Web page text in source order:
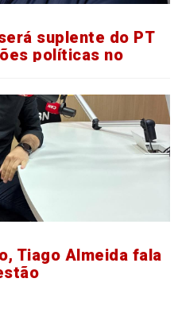
suplente do PT
políticas no
Tiago Almeida fala